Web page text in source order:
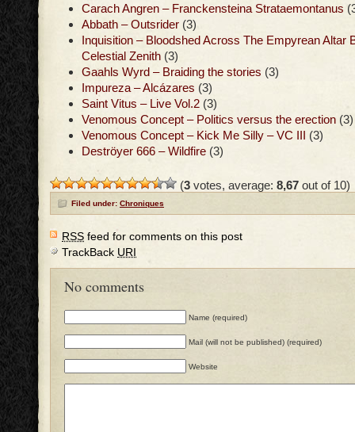
Carach Angren – Franckensteina Strataemontanus
Abbath – Outsrider (3)
Inquisition – Bloodshed Across The Empyrean Altar
Celestial Zenith (3)
Gaahls Wyrd – Braiding the stories (3)
Impureza – Alcázares (3)
Saint Vitus – Live Vol.2 (3)
Venomous Concept – Politics versus the erection (3)
Venomous Concept – Kick Me Silly – VC III (3)
Deströyer 666 – Wildfire (3)
(3 votes, average: 8,67 out of 10)
Filed under: Chroniques
RSS feed for comments on this post
TrackBack URI
No comments
Name (required)
Mail (will not be published) (required)
Website